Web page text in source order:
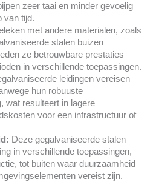
zeer taai en minder gevoelig
van tijd.
met andere materialen, zoals
stalen buizen
ze betrouwbare prestaties
in verschillende toepassingen.
leidingen vereisen
hun robuuste
wat resulteert in lagere
voor een infrastructuur of
Deze gegalvaniseerde stalen
in verschillende toepassingen,
tot buiten waar duurzaamheid
vereist zijn.